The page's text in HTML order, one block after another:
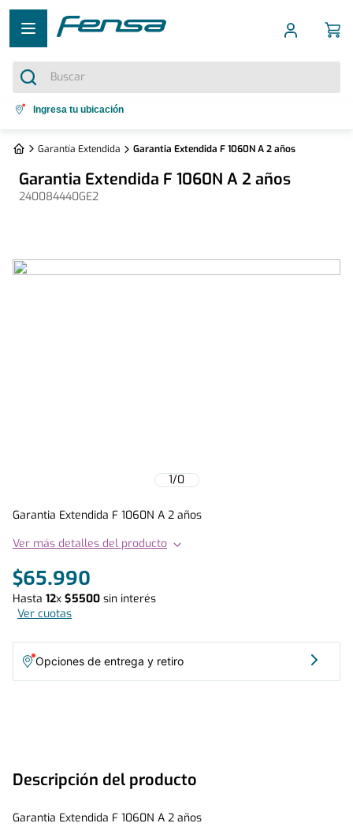
Buscar
Términos más buscados
3. bottom freezer
Ingresa tu ubicación
Garantía Extendida Garantia Extendida F 1060N A 2 años
Garantia Extendida F 1060N A 2 años
240084440GE2
1/0
Garantia Extendida F 1060N A 2 años
Ver más detalles del producto
$65.990
Hasta 12x $5500 sin interés
Ver cuotas
Opciones de entrega y retiro
Descripción del producto
Garantia Extendida F 1060N A 2 años